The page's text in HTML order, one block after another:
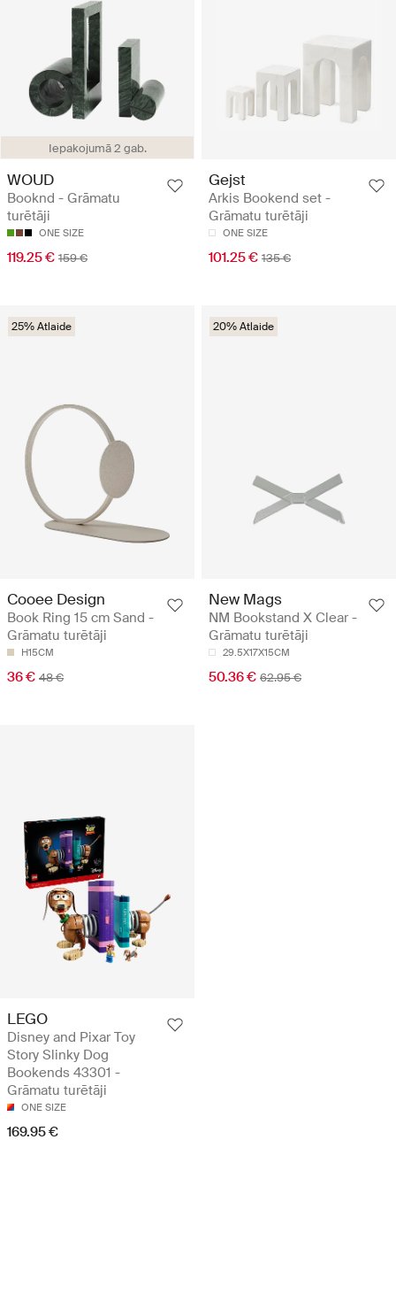
Iepakojumā 2 gab.
WOUD
Booknd - Grāmatu
turētāji
ONE SIZE
119.25 € 159 €
Gejst
Arkis Bookend set -
Grāmatu turētāji
ONE SIZE
101.25 € 135 €
25% Atlaide
Cooee Design
Book Ring 15 cm Sand -
Grāmatu turētāji
H15CM
36 € 48 €
20% Atlaide
New Mags
NM Bookstand X Clear -
Grāmatu turētāji
29.5X17X15CM
50.36 € 62.95 €
LEGO
Disney and Pixar Toy
Story Slinky Dog
Bookends 43301 -
Grāmatu turētāji
ONE SIZE
169.95 €